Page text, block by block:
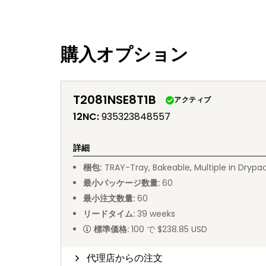
購入オプション
T2081NSE8T1B アクティブ
12NC:935323848557
詳細
梱包: TRAY-Tray, Bakeable, Multiple in
最小パッケージ数量: 60
最小注文数量: 60
リードタイム: 39 weeks
標準価格: 100 で $238.85 USD
代理店からの注文